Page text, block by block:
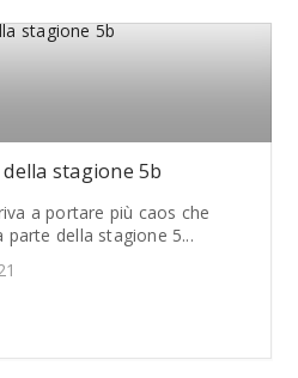
stagione 5b
a portare più caos che
della stagione 5...